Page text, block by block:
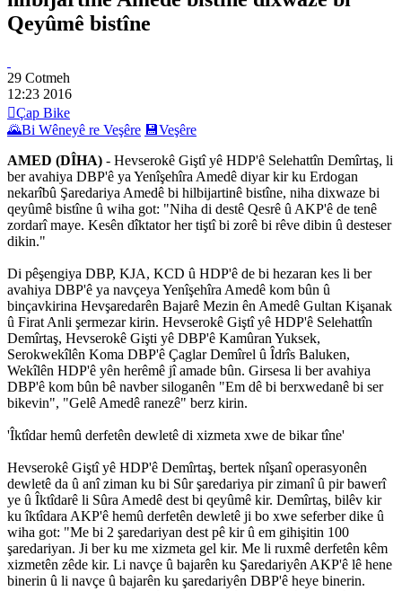
Qeyûmê bistîne
29 Cotmeh
12:23 2016
Çap Bike
🌄Bi Wêneyê re Veşêre 💾Veşêre
AMED (DÎHA) - Hevserokê Giştî yê HDP'ê Selehattîn Demîrtaş, li
ber avahiya DBP'ê ya Yenîşehîra Amedê diyar kir ku Erdogan
nekarîbû Şaredariya Amedê bi hilbijartinê bistîne, niha dixwaze bi
qeyûmê bistîne û wiha got: "Niha di destê Qesrê û AKP'ê de tenê
zordarî maye. Kesên dîktator her tiştî bi zorê bi rêve dibin û desteser
dikin."
Di pêşengiya DBP, KJA, KCD û HDP'ê de bi hezaran kes li ber
avahiya DBP'ê ya navçeya Yenîşehîra Amedê kom bûn û
binçavkirina Hevşaredarên Bajarê Mezin ên Amedê Gultan Kişanak
û Firat Anli şermezar kirin. Hevserokê Giştî yê HDP'ê Selehattîn
Demîrtaş, Hevserokê Gişti yê DBP'ê Kamûran Yuksek,
Serokwekîlên Koma DBP'ê Çaglar Demîrel û Îdrîs Baluken,
Wekîlên HDP'ê yên herêmê jî amade bûn. Girsesa li ber avahiya
DBP'ê kom bûn bê navber siloganên "Em dê bi berxwedanê bi ser
bikevin", "Gelê Amedê ranezê" berz kirin.
'Îktîdar hemû derfetên dewletê di xizmeta xwe de bikar tîne'
Hevserokê Giştî yê HDP'ê Demîrtaş, bertek nîşanî operasyonên
dewletê da û anî ziman ku bi Sûr şaredariya pir zimanî û pir bawerî
ye û Îktîdarê li Sûra Amedê dest bi qeyûmê kir. Demîrtaş, bilêv kir
ku îktîdara AKP'ê hemû derfetên dewletê ji bo xwe seferber dike û
wiha got: "Me bi 2 şaredariyan dest pê kir û em gihişitin 100
şaredariyan. Ji ber ku me xizmeta gel kir. Me li ruxmê derfetên kêm
xizmetên zêde kir. Li navçe û bajarên ku Şaredariyên AKP'ê lê hene
binerin û li navçe û bajarên ku şaredariyên DBP'ê heye binerin.